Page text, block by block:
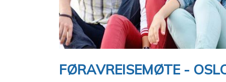
FØRAVREISEMØTE -